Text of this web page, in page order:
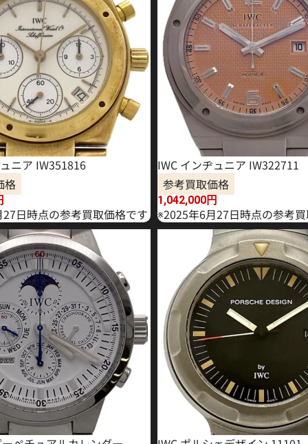
ニア IW351816
格
日時点の参考買取価格です
IWC インヂュニア IW322711
参考買取価格
1,042,000円
※2025年6月27日時点の参考